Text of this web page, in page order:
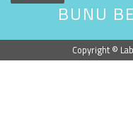
BUNU
Copyright ©